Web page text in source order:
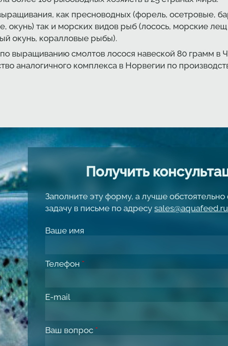
как пресноводных (форель, осетровые,
окунь) так и морских видов рыб (лосось, морские лещ
окунь, коралловые рыбы).
выращиванию смолтов лосося навеской 80 грамм в
аналогичного комплекса в Норвегии по
Получить
Заполните эту форму, а лучше
задачу в письме по адресуsales@aquafeed.ru
Ваше имя
Телефон *
E-mail
Ваш вопрос *